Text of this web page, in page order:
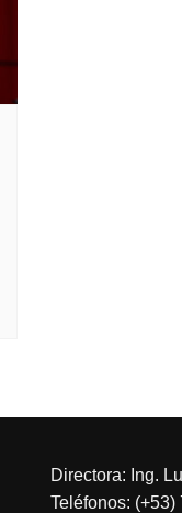
Directora: Ing.
Teléfonos: